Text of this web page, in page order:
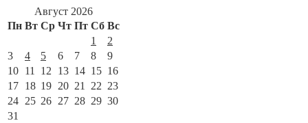
Август 2026
Пн Вт Ср Чт Пт Сб Вс
1
2
3
4 5 6 7 8
9
10 11 12 13 14 15 16
17 18 19 20 21 22 23
24 25 26 27 28 29 30
31